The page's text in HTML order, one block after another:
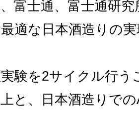
富士通、富士通研
適な日本酒造りの
験を2サイクル行
と、日本酒造りで